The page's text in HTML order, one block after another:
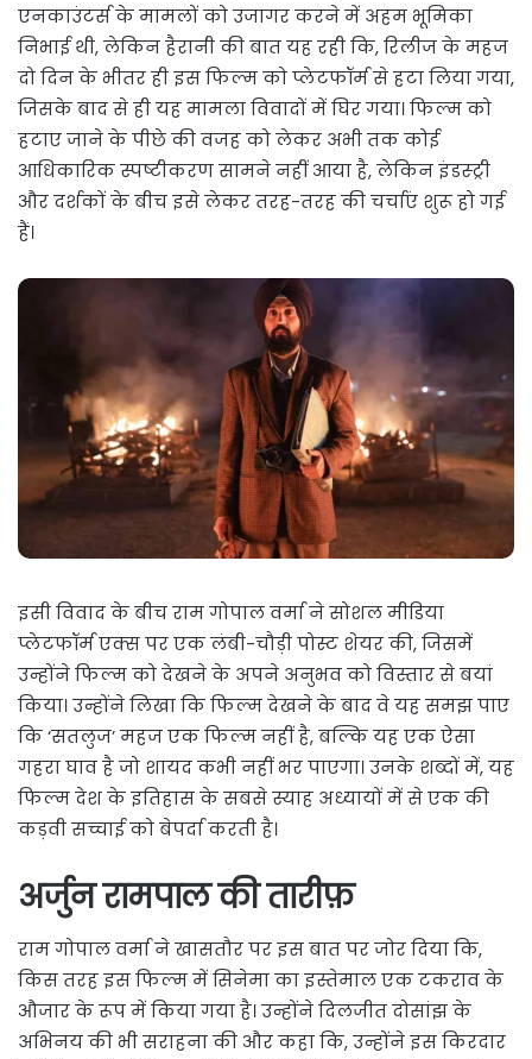
एनकाउंटर्स के मामलों को उजागर करने में अहम भूमिका
निभाई थी, लेकिन हैरानी की बात यह रही कि, रिलीज के महज
दो दिन के भीतर ही इस फिल्म को प्लेटफॉर्म से हटा लिया गया,
जिसके बाद से ही यह मामला विवादों में घिर गया। फिल्म को
हटाए जाने के पीछे की वजह को लेकर अभी तक कोई
आधिकारिक स्पष्टीकरण सामने नहीं आया है, लेकिन इंडस्ट्री
और दर्शकों के बीच इसे लेकर तरह-तरह की चर्चाएं शुरू हो गई
हैं।
इसी विवाद के बीच राम गोपाल वर्मा ने सोशल मीडिया
प्लेटफॉर्म एक्स पर एक लंबी-चौड़ी पोस्ट शेयर की, जिसमें
उन्होंने फिल्म को देखने के अपने अनुभव को विस्तार से बयां
किया। उन्होंने लिखा कि फिल्म देखने के बाद वे यह समझ पाए
कि ‘सतलुज’ महज एक फिल्म नहीं है, बल्कि यह एक ऐसा
गहरा घाव है जो शायद कभी नहीं भर पाएगा। उनके शब्दों में, यह
फिल्म देश के इतिहास के सबसे स्याह अध्यायों में से एक की
कड़वी सच्चाई को बेपर्दा करती है।
अर्जुन रामपाल की तारीफ़
राम गोपाल वर्मा ने खासतौर पर इस बात पर जोर दिया कि,
किस तरह इस फिल्म में सिनेमा का इस्तेमाल एक टकराव के
औजार के रूप में किया गया है। उन्होंने दिलजीत दोसांझ के
अभिनय की भी सराहना की और कहा कि, उन्होंने इस किरदार